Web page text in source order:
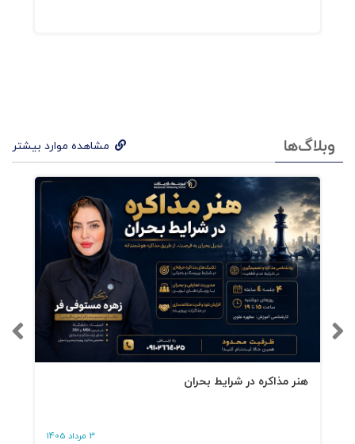
مشتریان، به مخاطبان و اهالی بازاریابی معرفی شده
است.
فهرست کتاب حس برند
فصل اول: یک صنعت خانگی، حرفه‌ای می‌شود
فصل دوم: برخی شرکتها آن را بهتر انجام می‌دهند
فصل سوم: تمایز برند
فصل چهارم: حرکت از برند سازی 2بعدی به سوی برند
وبلاگ‌ها مشاهده موارد بیشتر
هنر مذاکره در شرایط بحران
3 مرداد 1405